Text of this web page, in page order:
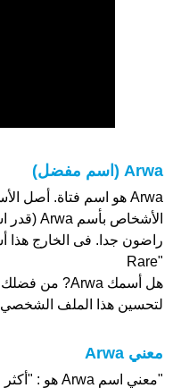
Arwa (اسم مفضل)
"Rare
هل أسمك Arwa? من فضلك اجب على
لتحسين هذا الملف الشخصي
معني Arwa
"معني اسم Arwa هو : "أكثر جمالا، أكثر سحرا